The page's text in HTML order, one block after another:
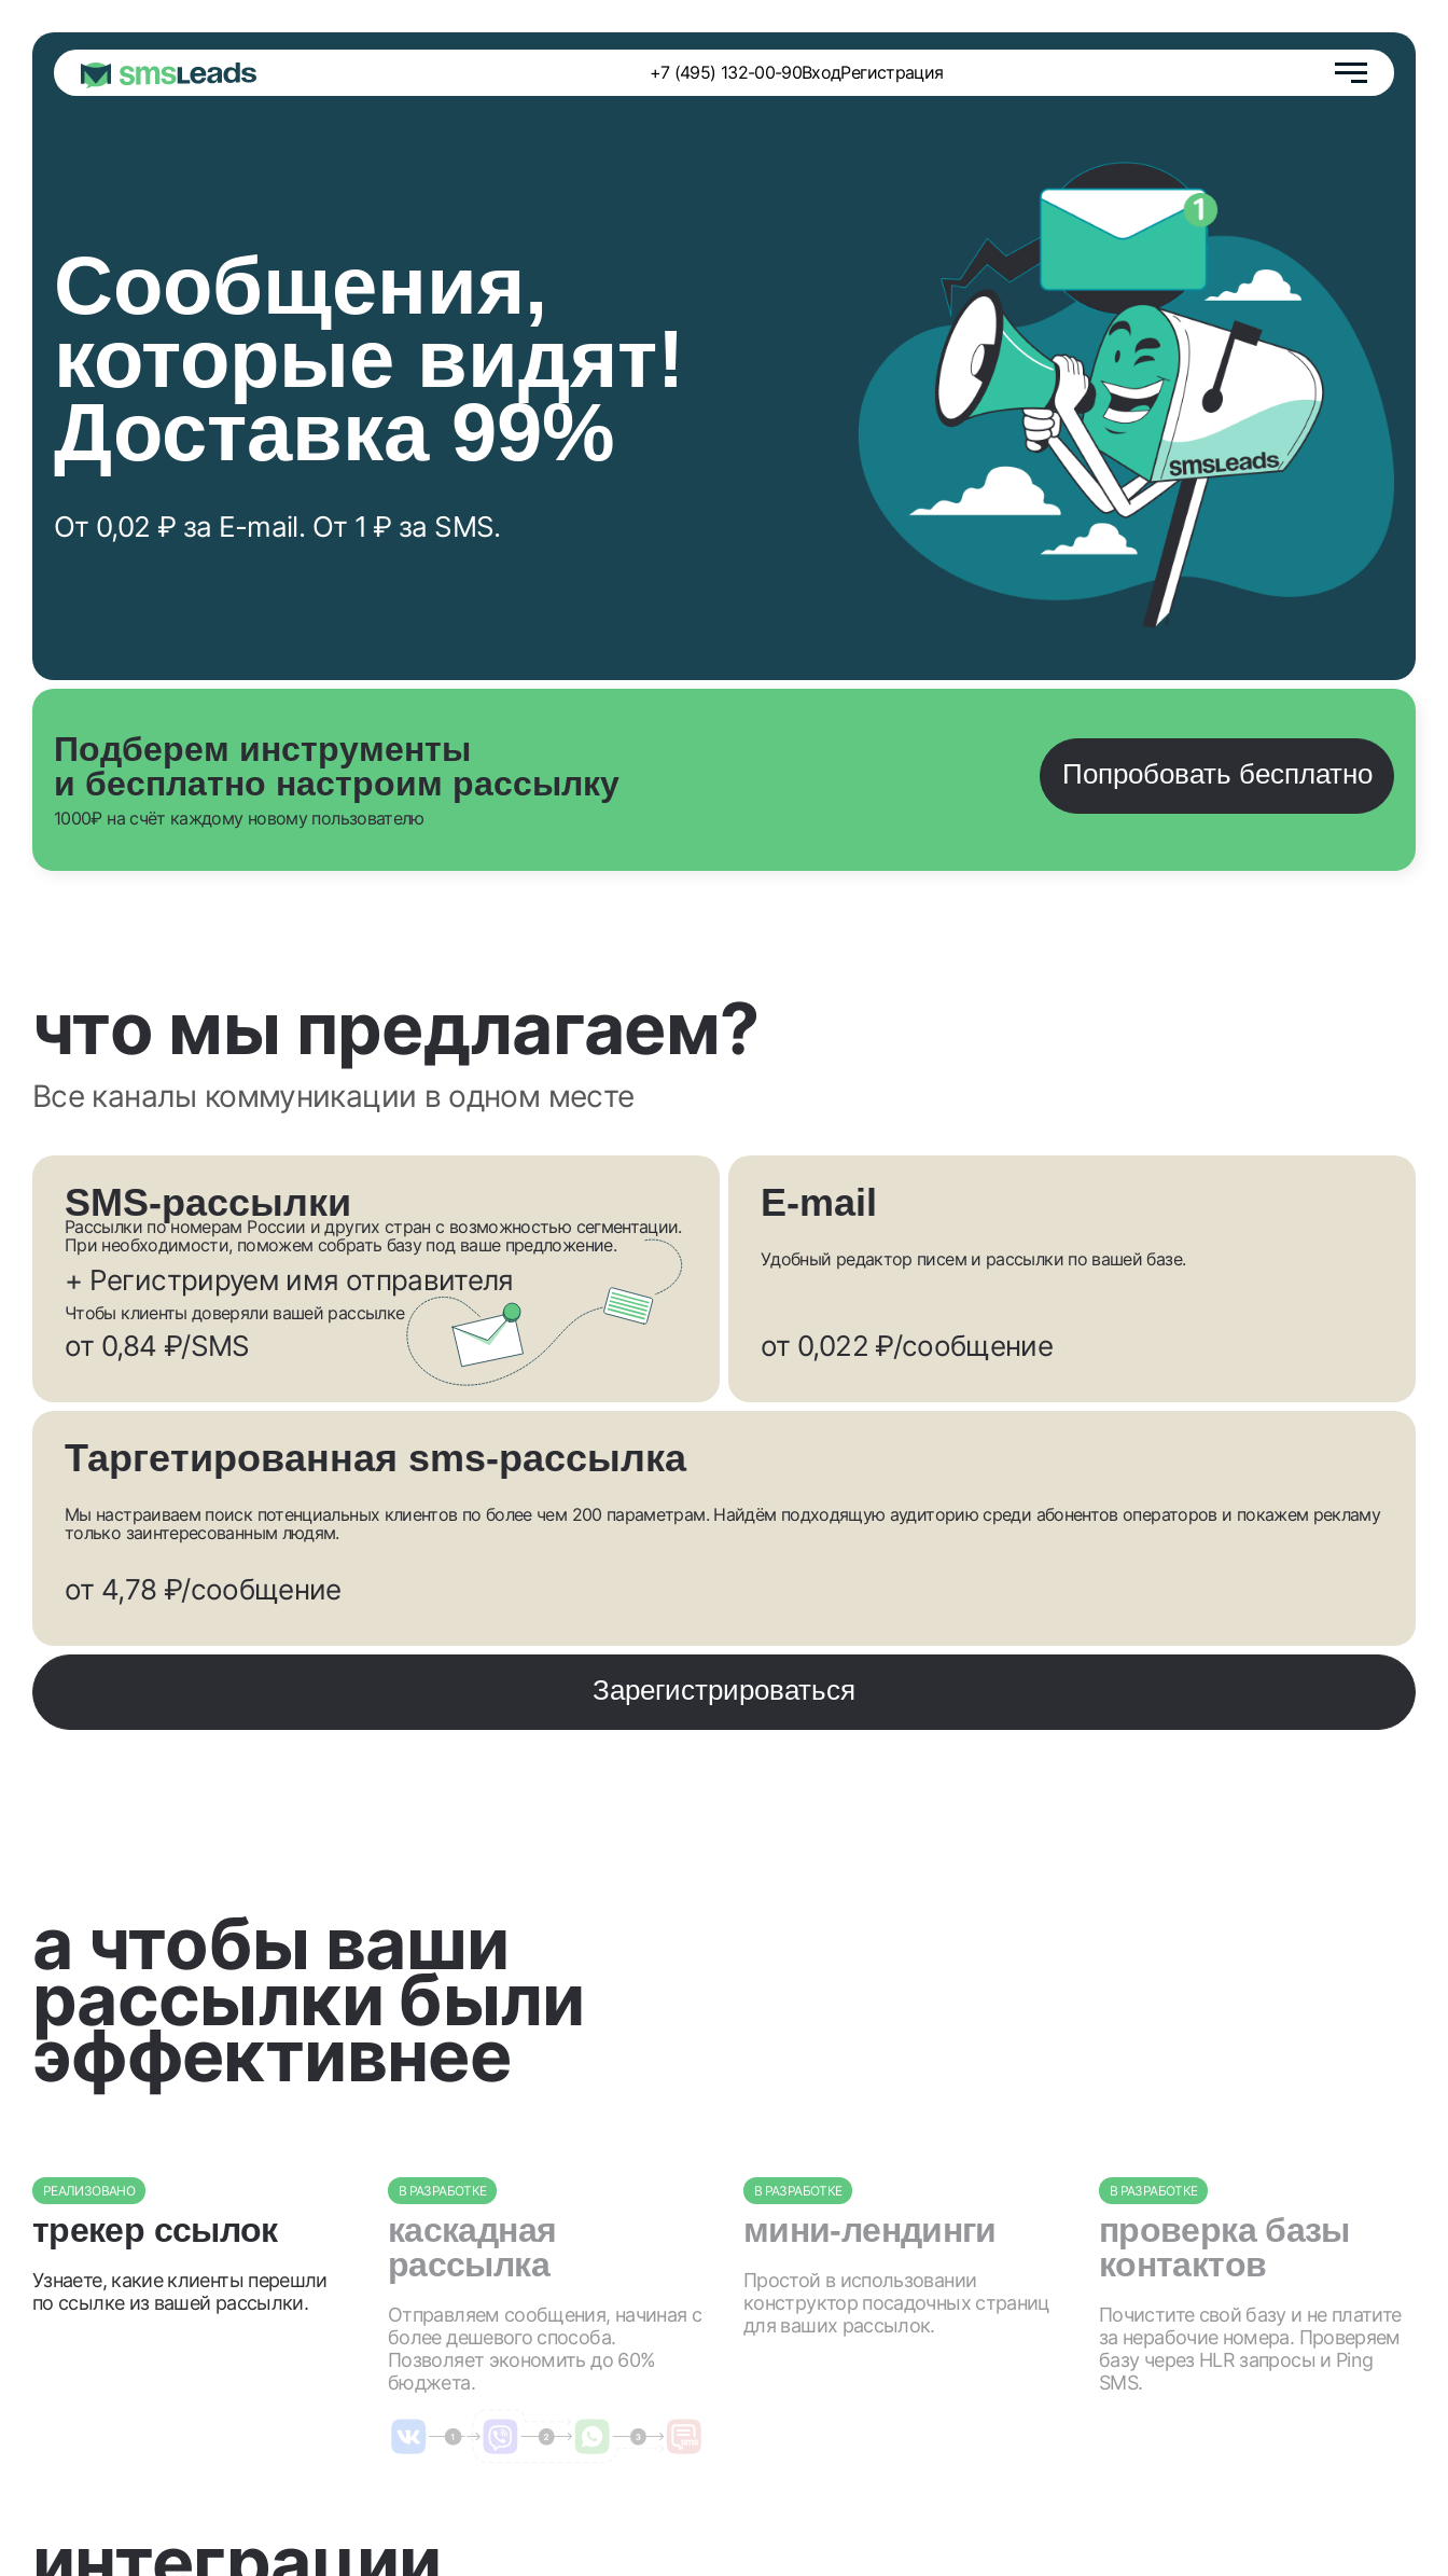
+7 (495) 132-00-90ВходРегистрация
Сообщения,
которые видят!
Доставка 99%
От 0,02 ₽ за E-mail. От 1 ₽ за SMS.
Подберем инструменты
и бесплатно настроим рассылку
1000₽ на счёт каждому новому пользователю
Попробовать бесплатно
что мы предлагаем?
Все каналы коммуникации в одном месте
SMS-рассылки
Рассылки по номерам России и других стран с возможностью сегментации.
При необходимости, поможем собрать базу под ваше предложение.
+ Регистрируем имя отправителя
Чтобы клиенты доверяли вашей рассылке
от 0,84 ₽/SMS
E-mail
Удобный редактор писем и рассылки по вашей базе.
от 0,022 ₽/сообщение
Таргетированная sms-рассылка
Мы настраиваем поиск потенциальных клиентов по более чем 200 параметрам. Найдём подходящую аудиторию среди абонентов операторов и покажем рекламу
только заинтересованным людям.
от 4,78 ₽/сообщение
Зарегистрироваться
а чтобы ваши
рассылки были
эффективнее
РЕАЛИЗОВАНО
трекер ссылок
Узнаете, какие клиенты перешли
по ссылке из вашей рассылки.
В РАЗРАБОТКЕ
каскадная
рассылка
Отправляем сообщения, начиная с
более дешевого способа.
Позволяет экономить до 60%
бюджета.
В РАЗРАБОТКЕ
мини-лендинги
Простой в использовании
конструктор посадочных страниц
для ваших рассылок.
В РАЗРАБОТКЕ
проверка базы
контактов
Почистите свой базу и не платите
за нерабочие номера. Проверяем
базу через HLR запросы и Ping
SMS.